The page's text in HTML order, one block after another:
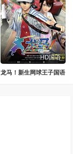
HD国语
龙马！新生网球王子国语